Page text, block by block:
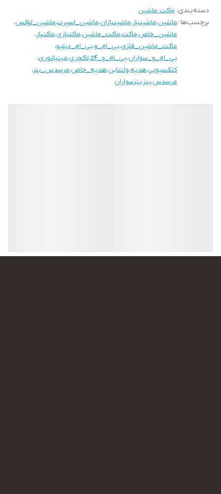
دسته‌بندی: ماکت ماشین
برچسب‌ها :ماشین،ماشینباز،ماشینبازان،ماشین_اسپرت،ماشین_لوکس،
ماشین_خاص،ماکت،ماکت_ماشین،ماکتبازی،ماکتباز،
ماکت_ماشین_فلزی،بی_ام_و،بی_ام_دبلیو،
بی_ام_و_سواران،بی_ام_و_z4 ،لاکچری،مینیاتوری،
کلکسیونی،هدیه،ولنتاین،هدیه_خاص،مرسدس_بنز،
مرسدس،بنز،بنزسواران